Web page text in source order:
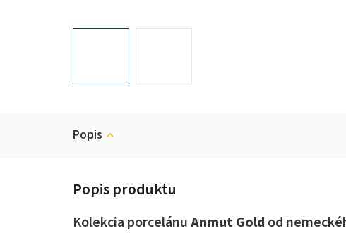
Popis
Kolekcia porcelánuAnmut Gold od